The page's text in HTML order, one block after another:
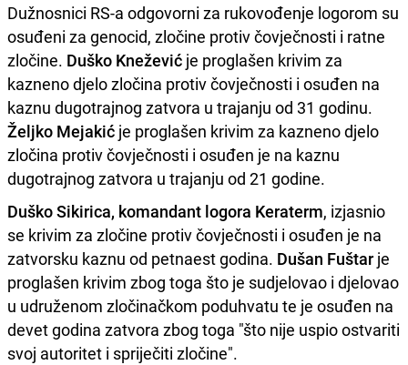
Dužnosnici RS-a odgovorni za rukovođenje logorom su
osuđeni za genocid, zločine protiv čovječnosti i ratne
zločine. Duško Knežević je proglašen krivim za
kazneno djelo zločina protiv čovječnosti i osuđen na
kaznu dugotrajnog zatvora u trajanju od 31 godinu.
Željko Mejakić je proglašen krivim za kazneno djelo
zločina protiv čovječnosti i osuđen je na kaznu
dugotrajnog zatvora u trajanju od 21 godine.
Duško Sikirica, komandant logora Keraterm, izjasnio
se krivim za zločine protiv čovječnosti i osuđen je na
zatvorsku kaznu od petnaest godina. Dušan Fuštar je
proglašen krivim zbog toga što je sudjelovao i djelovao
u udruženom zločinačkom poduhvatu te je osuđen na
devet godina zatvora zbog toga "što nije uspio ostvariti
svoj autoritet i spriječiti zločine".